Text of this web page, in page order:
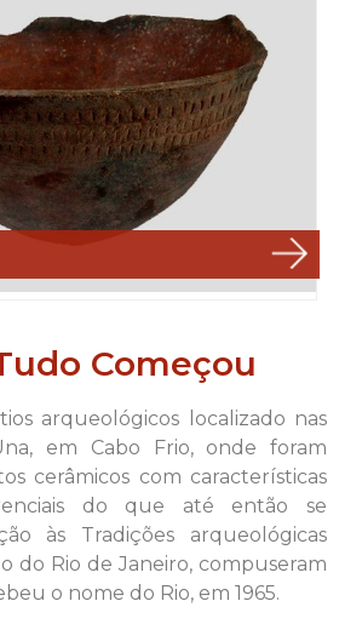
Começou
arqueológicos localizado nas
em Cabo Frio, onde foram
cerâmicos com características
do que até então se
às Tradições arqueológicas
do Rio de Janeiro, compuseram
o nome do Rio, em 1965.